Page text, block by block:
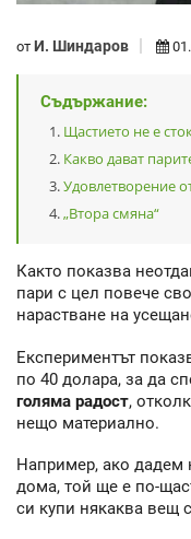
от И. Шиндаров
Съдържание:
Щастието не е
Какво дават
Удовлетворение
„Втора смяна“
Както показва
пари с цел повече
нарастване на
Експериментът
по 40 долара, за да
голяма радост,
нещо материално.
Например, ако дадем
дома, той ще е по-
си купи някаква вещ